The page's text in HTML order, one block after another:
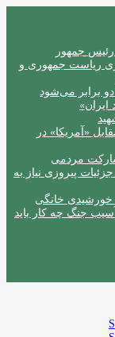
رئیس جمهور
ریاست جمهوری و
برابر می‌شود
ایران»
مقابل «آمریکا» در
مردمی
پیروزی نیاز به
خورشیدی خانگی
جنگ چه کار باید